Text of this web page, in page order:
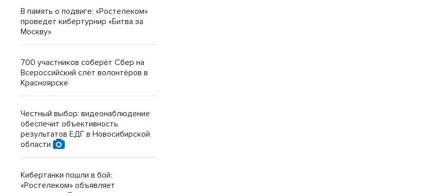
В память о подвиге: «Ростелеком»
проведет кибертурнир «Битва за
Москву»
700 участников соберёт Сбер на
Всероссийский слёт волонтёров в
Красноярске
Честный выбор: видеонаблюдение
обеспечит объективность
результатов ЕДГ в Новосибирской
области
Кибертанки пошли в бой:
«Ростелеком» объявляет